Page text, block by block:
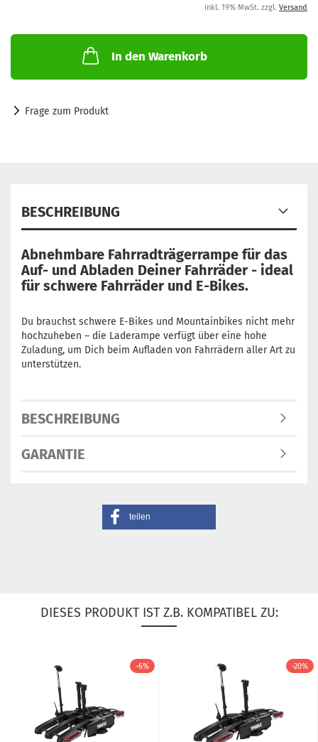
inkl. 19% MwSt. zzgl. Versand
In den Warenkorb
Frage zum Produkt
BESCHREIBUNG
Abnehmbare Fahrradträgerrampe für das
Auf- und Abladen Deiner Fahrräder - ideal
für schwere Fahrräder und E-Bikes.
Du brauchst schwere E-Bikes und Mountainbikes nicht mehr
hochzuheben – die Laderampe verfügt über eine hohe
Zuladung, um Dich beim Aufladen von Fahrrädern aller Art zu
unterstützen.
BESCHREIBUNG
GARANTIE
teilen
DIESES PRODUKT IST Z.B. KOMPATIBEL ZU:
-6% -20%